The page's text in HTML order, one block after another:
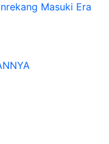
Masuki Era